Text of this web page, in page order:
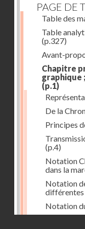
PAGE DE
Table des
Table
(p.327)
Avant-
Chapitre
graphique
(p.1)
De la
Principes
(p.4)
Notation
dans la
Notation
différentes
Notation